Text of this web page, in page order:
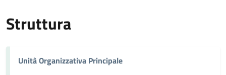
Struttura
Unità Organizzativa Principale